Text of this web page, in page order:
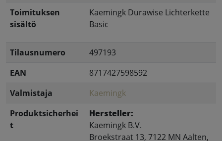
Toimituksen
sisältö
Kaemingk Durawise Lichterkette
Basic
Tilausnumero
497193
EAN
8717427598592
Valmistaja
Kaemingk
Produktsicherhei
t
Hersteller:
Kaemingk B.V.
Broekstraat 13, 7122 MN Aalten,